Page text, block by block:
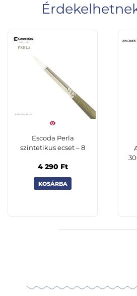
Escoda Perla
szintetikus ecset – 8
4 290 Ft
KOSÁRBA